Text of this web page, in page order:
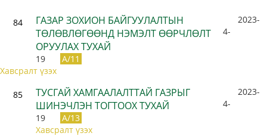
84
ГАЗАР ЗОХИОН БАЙГУУЛАЛТЫН
ТӨЛӨВЛӨГӨӨНД НЭМЭЛТ ӨӨРЧЛӨЛТ
ОРУУЛАХ ТУХАЙ
2023-
4-
19
A/11
Хавсралт үзэх
85
ТУСГАЙ ХАМГААЛАЛТТАЙ ГАЗРЫГ
ШИНЭЧЛЭН ТОГТООХ ТУХАЙ
2023-
4-
19
A/13
Хавсралт үзэх